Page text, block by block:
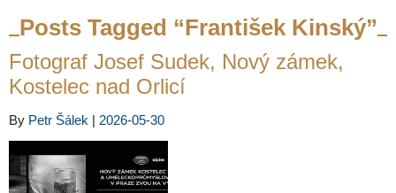
Posts Tagged “František Kinský”
Fotograf Josef Sudek, Nový zámek,
Kostelec nad Orlicí
By Petr Šálek | 2026-05-30